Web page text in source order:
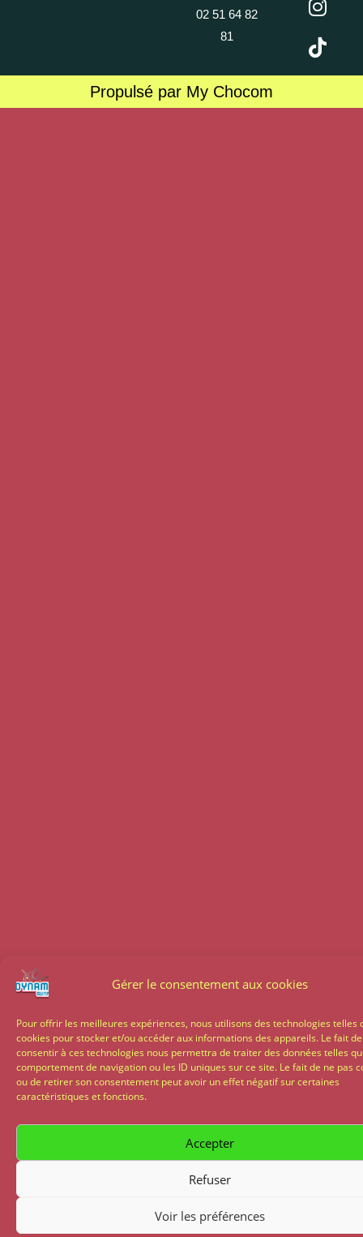
Gérer le consentement aux cookies
Pour offrir les meilleures expériences, nous utilisons des technologies telles
cookies pour stocker et/ou accéder aux informations des appareils. Le fait de
consentir à ces technologies nous permettra de traiter des données telles
comportement de navigation ou les ID uniques sur ce site. Le fait de ne pas
ou de retirer son consentement peut avoir un effet négatif sur certaines
caractéristiques et fonctions.
Accepter
Refuser
Voir les préférences
02 51 64 82
81
Propulsé par My Chocom